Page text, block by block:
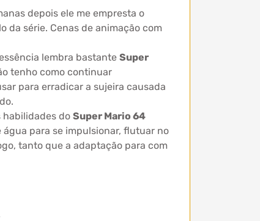
depois ele me empresta o
da série. Cenas de animação com
lembra bastante Super
tenho como continuar
para erradicar a sujeira causada
habilidades do Super Mario 64
para se impulsionar, flutuar no
tanto que a adaptação para com